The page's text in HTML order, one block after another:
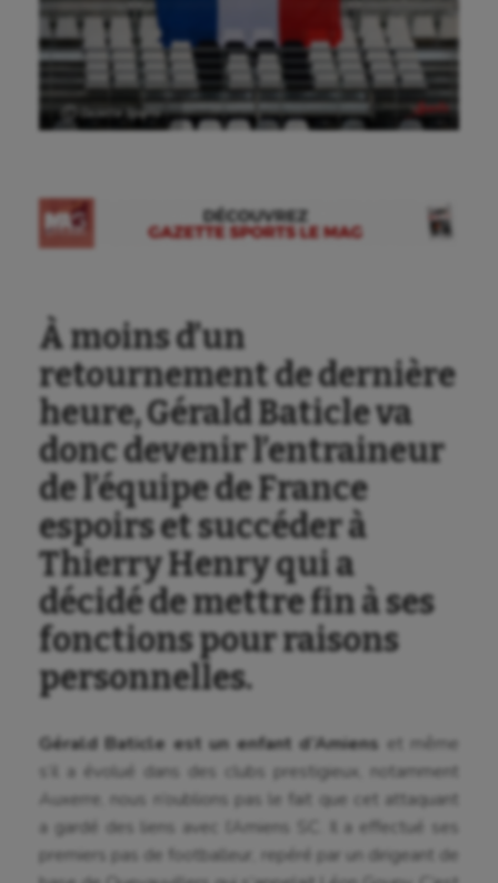
Ⓒ Gazette Sports
À moins d’un
retournement de dernière
heure, Gérald Baticle va
donc devenir l’entraineur
de l’équipe de France
espoirs et succéder à
Thierry Henry qui a
décidé de mettre fin à ses
fonctions pour raisons
personnelles.
Gérald Baticle est un enfant d’Amiens et même
s’il a évolué dans des clubs prestigieux, notamment
Auxerre, nous n’oublions pas le fait que cet attaquant
a gardé des liens avec l’Amiens SC. Il a effectué ses
premiers pas de footballeur, repéré par un dirigeant de